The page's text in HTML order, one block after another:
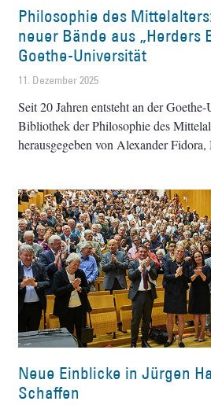
Philosophie des
neuer Bände aus „Herders
Goethe-Universität
11. Dezember 2025
Seit 20 Jahren entsteht an der
Bibliothek der Philosophie des
herausgegeben von Alexander Fidora,
Neue Einblicke in Jürgen
Schaffen